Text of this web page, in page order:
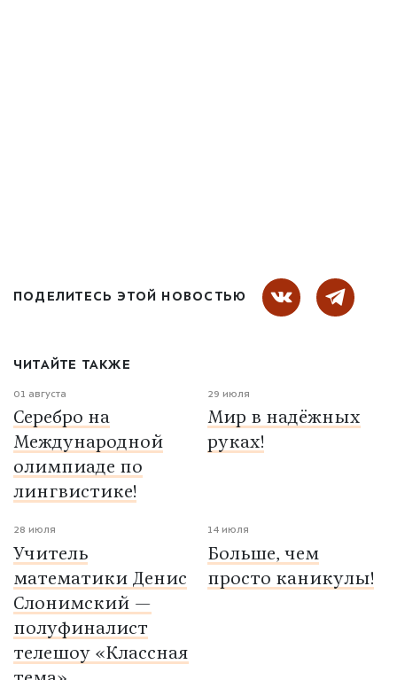
ПОДЕЛИТЕСЬ ЭТОЙ НОВОСТЬЮ
ЧИТАЙТЕ ТАКЖЕ
01 августа
Серебро на
Международной
олимпиаде по
лингвистике!
29 июля
Мир в надёжных
руках!
28 июля
Учитель
математики Денис
Слонимский —
полуфиналист
телешоу «Классная
14 июля
Больше, чем
просто каникулы!